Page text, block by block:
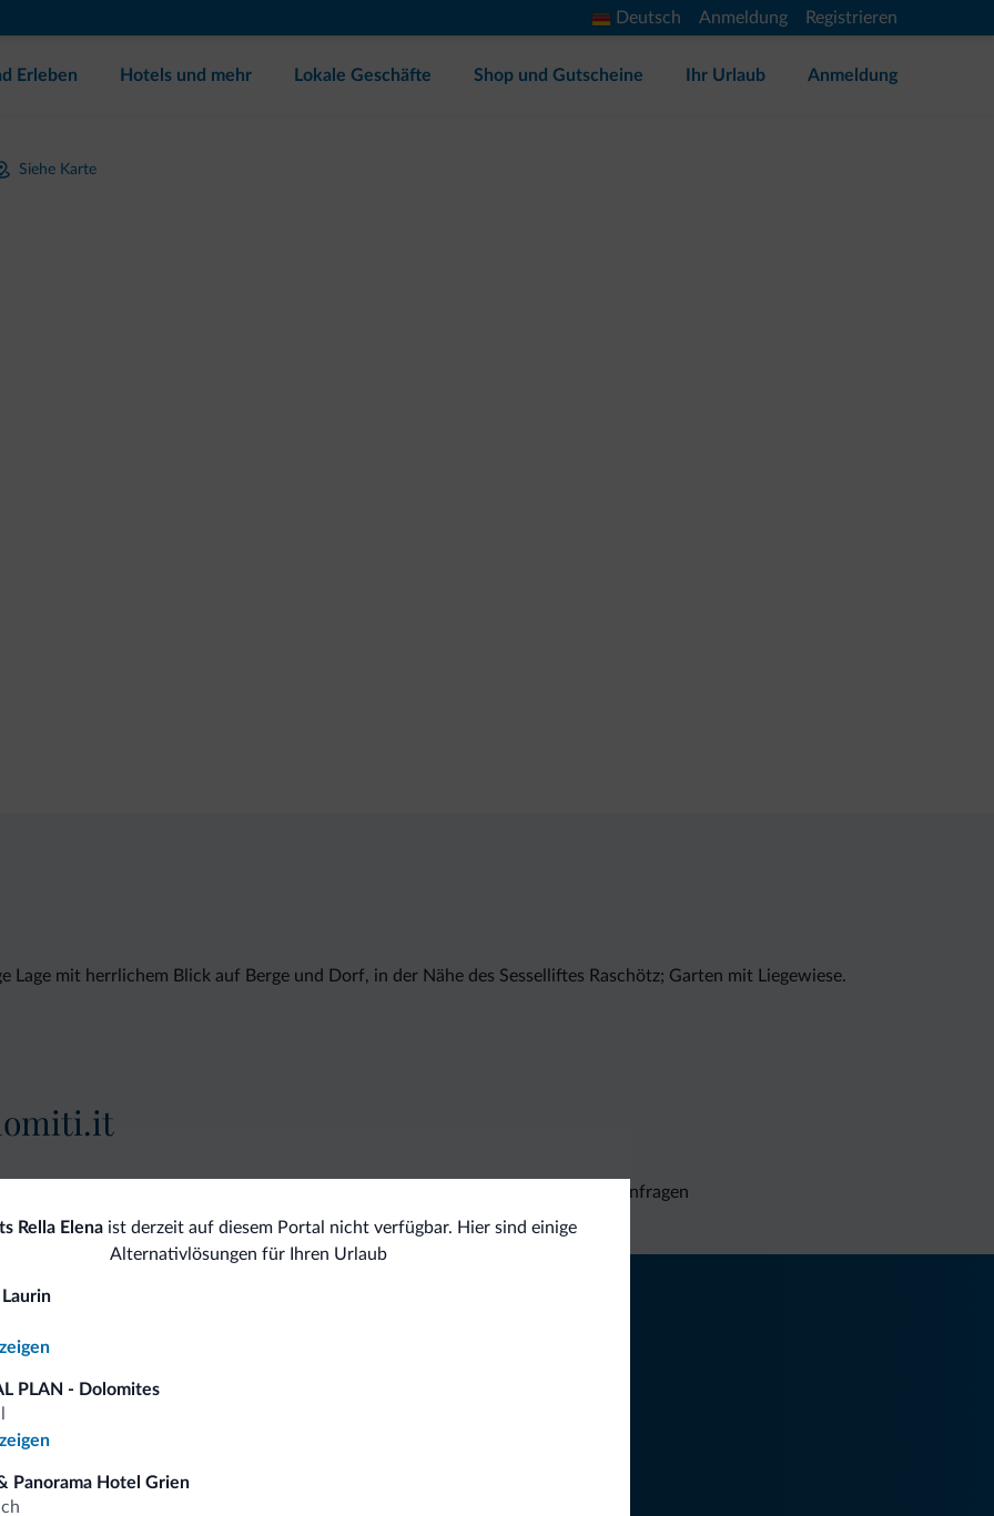
Deutsch Anmeldung Registrieren
Erleben Hotels und mehr Lokale Geschäfte Shop und Gutscheine Ihr Urlaub Anmeldung
Siehe Karte
Lage mit herrlichem Blick auf Berge und Dorf, in der Nähe des Sesselliftes Raschötz; Garten mit Liegewiese.
Rella Elena ist derzeit auf diesem Portal nicht verfügbar. Hier sind einige
Alternativlösungen für Ihren Urlaub
PLAN - Dolomites
Panorama Hotel Grien
Unverbindliche Anfragen
und Neuigkeiten für Ihren Urlaub in den Dolomiten.